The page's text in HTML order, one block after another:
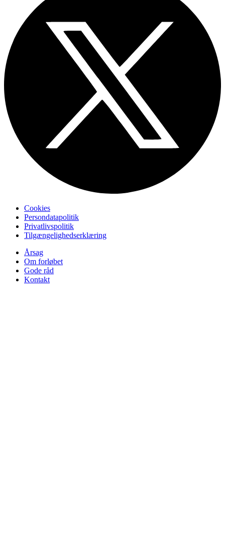
Cookies
Persondatapolitik
Privatlivspolitik
Tilgængelighedserklæring
Årsag
Om forløbet
Gode råd
Kontakt